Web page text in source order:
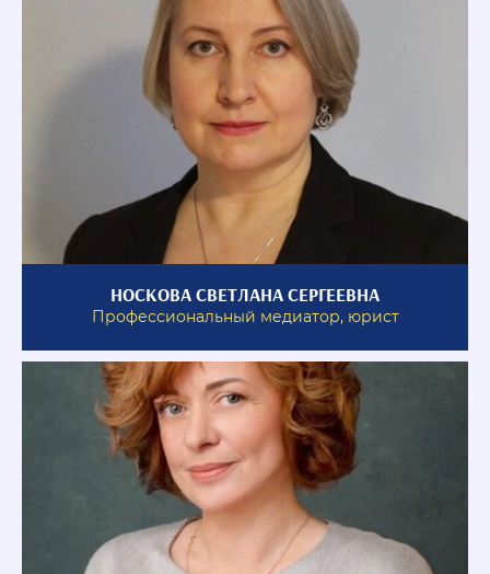
НОСКОВА СВЕТЛАНА СЕРГЕЕВНА
Профессиональный медиатор, юрист